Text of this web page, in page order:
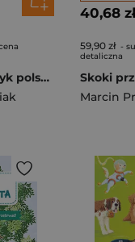
Baśka i Maks Język polski nie z tej ziemi
40,68 zł
59,90 zł -
detaliczna
Marcin